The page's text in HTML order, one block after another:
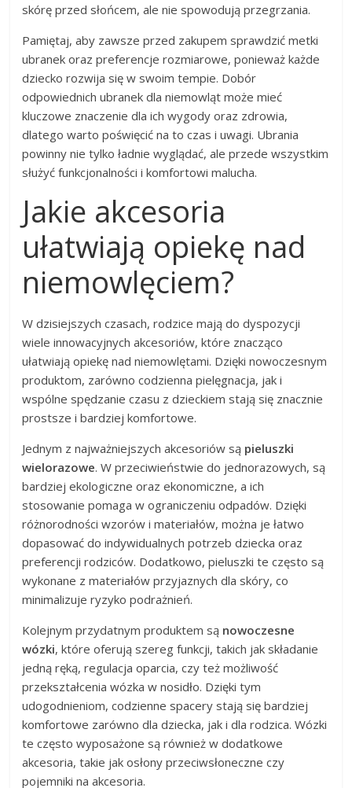
skórę przed słońcem, ale nie spowodują przegrzania.
Pamiętaj, aby zawsze przed zakupem sprawdzić metki
ubranek oraz preferencje rozmiarowe, ponieważ każde
dziecko rozwija się w swoim tempie. Dobór
odpowiednich ubranek dla niemowląt może mieć
kluczowe znaczenie dla ich wygody oraz zdrowia,
dlatego warto poświęcić na to czas i uwagi. Ubrania
powinny nie tylko ładnie wyglądać, ale przede wszystkim
służyć funkcjonalności i komfortowi malucha.
Jakie akcesoria
ułatwiają opiekę nad
niemowlęciem?
W dzisiejszych czasach, rodzice mają do dyspozycji
wiele innowacyjnych akcesoriów, które znacząco
ułatwiają opiekę nad niemowlętami. Dzięki nowoczesnym
produktom, zarówno codzienna pielęgnacja, jak i
wspólne spędzanie czasu z dzieckiem stają się znacznie
prostsze i bardziej komfortowe.
Jednym z najważniejszych akcesoriów są pieluszki
wielorazowe. W przeciwieństwie do jednorazowych, są
bardziej ekologiczne oraz ekonomiczne, a ich
stosowanie pomaga w ograniczeniu odpadów. Dzięki
różnorodności wzorów i materiałów, można je łatwo
dopasować do indywidualnych potrzeb dziecka oraz
preferencji rodziców. Dodatkowo, pieluszki te często są
wykonane z materiałów przyjaznych dla skóry, co
minimalizuje ryzyko podrażnień.
Kolejnym przydatnym produktem są nowoczesne
wózki, które oferują szereg funkcji, takich jak składanie
jedną ręką, regulacja oparcia, czy też możliwość
przekształcenia wózka w nosidło. Dzięki tym
udogodnieniom, codzienne spacery stają się bardziej
komfortowe zarówno dla dziecka, jak i dla rodzica. Wózki
te często wyposażone są również w dodatkowe
akcesoria, takie jak osłony przeciwsłoneczne czy
pojemniki na akcesoria.